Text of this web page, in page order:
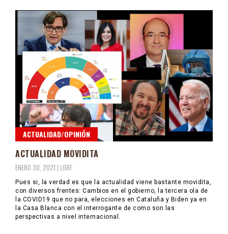
ACTUALIDAD/OPINIÓN
ACTUALIDAD MOVIDITA
ENERO 30, 2021 | LORF
Pues si, la verdad es que la actualidad viene bastante movidita,
con diversos frentes: Cambios en el gobierno, la tercera ola de
la COVID19 que no para, elecciones en Cataluña y Biden ya en
la Casa Blanca con el interrogante de como son las
perspectivas a nivel internacional.